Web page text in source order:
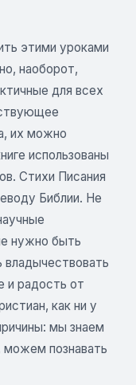
этими уроками
наоборот,
для всех
их можно
использованы
Стихи Писания
Библии. Не
нужно быть
владычествовать
и радость от
как ни у
мы знаем
можем познавать